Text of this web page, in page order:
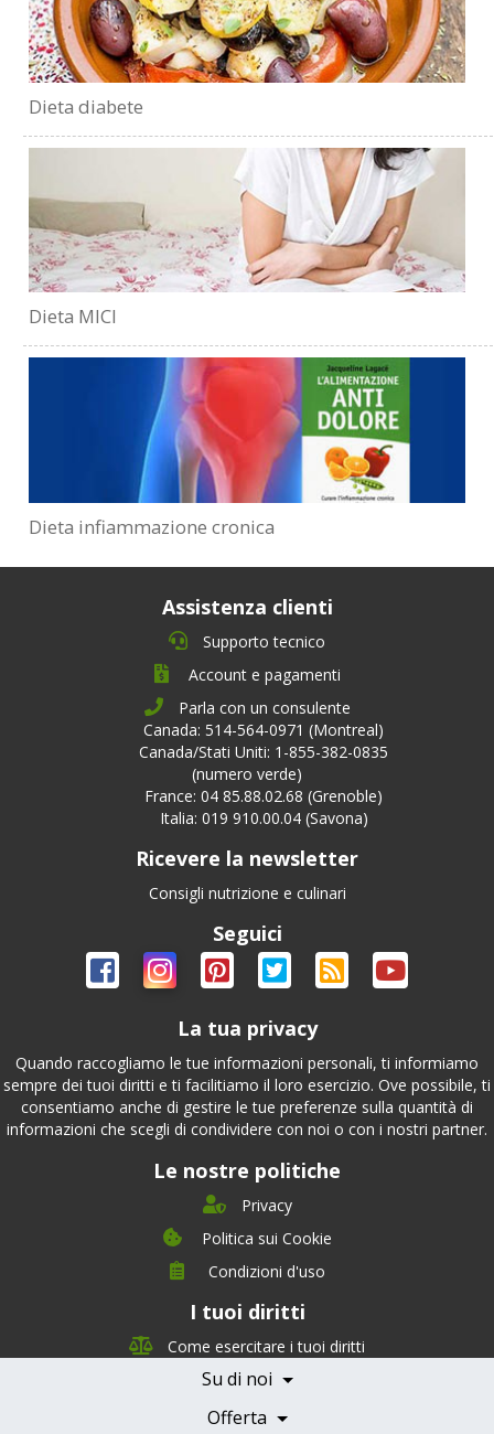
Dieta diabete
Dieta MICI
Dieta infiammazione cronica
Assistenza clienti
Supporto tecnico
Account e pagamenti
Parla con un consulente
Canada: 514-564-0971 (Montreal)
Canada/Stati Uniti: 1-855-382-0835
(numero verde)
France: 04 85.88.02.68 (Grenoble)
Italia: 019 910.00.04 (Savona)
Ricevere la newsletter
Consigli nutrizione e culinari
Seguici
La tua privacy
Quando raccogliamo le tue informazioni personali, ti informiamo
sempre dei tuoi diritti e ti facilitiamo il loro esercizio. Ove possibile, ti
consentiamo anche di gestire le tue preferenze sulla quantità di
informazioni che scegli di condividere con noi o con i nostri partner.
Le nostre politiche
Privacy
Politica sui Cookie
Condizioni d'uso
I tuoi diritti
Come esercitare i tuoi diritti
Su di noi
Chi siamo
Management Team
Team Nutrizione
Offerta
Testimonials
Servizi e Tariffe
Medici e Professionisti